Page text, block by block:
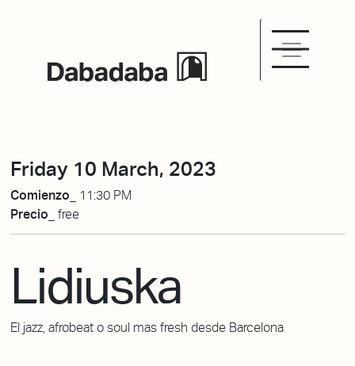
Friday 10 March, 2023
Comienzo_
11:30 PM
Precio_ free
Lidiuska
El jazz, afrobeat o soul mas fresh desde Barcelona